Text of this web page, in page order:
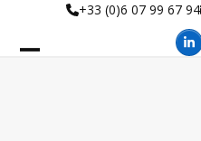
content
+33 (0)6 07 99 67 94